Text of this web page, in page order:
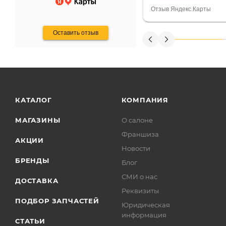
Оставить отзыв
Считаю, что это
Отзыв Яндекс.Карты
КАТАЛОГ
МАГАЗИНЫ
АКЦИИ
БРЕНДЫ
ДОСТАВКА
ПОДБОР ЗАПЧАСТЕЙ
СТАТЬИ
КОМПАНИЯ
О салоне
Франшиза
Новости
Блог
СМИ о нас
Реквизиты
Юридическая
информация